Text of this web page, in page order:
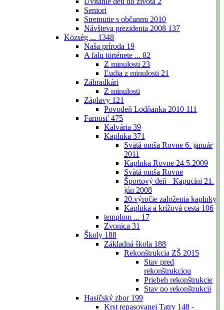
Seniori
Stretnutie s občanmi 2010
Návšteva prezidenta 2008 137
Község ... 1348
Naša príroda 19
A falu története ... 82
Z minulosti 23
Ľudia z minulosti 21
Záhradkári
Z minulosti
Záplavy 121
Povodeň Lodňanka 2010 111
Farnosť 475
Kalvária 39
Kaplnka 371
Svätá omša Rovne 6. január
2011
Kaplnka Rovne 24.5.2009
Svätá omša Rovne
Športový deň - Kapucíni 21.
jún 2008
20.výročie založenia kaplnky
Kaplnka a krížová cesta 106
templom ... 17
Zvonica 31
Školy 188
Základná škola 188
Rekonštrukcia ZŠ 2015
Stav pred
rekonštrukciou
Priebeh rekonštrukcie
Stav po rekonštrukcii
Hasičský zbor 199
Krst repasovanej Tatry 148 -